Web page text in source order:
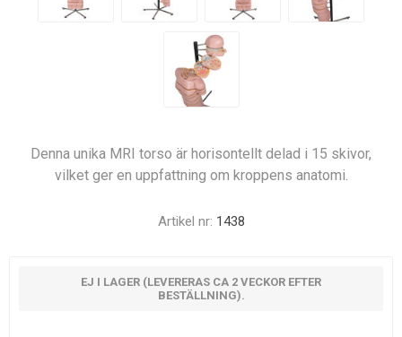
Denna unika MRI torso är horisontellt delad i 15 skivor,
vilket ger en uppfattning om kroppens anatomi.
Artikel nr: 1438
EJ I LAGER (LEVERERAS CA 2 VECKOR EFTER
BESTÄLLNING).